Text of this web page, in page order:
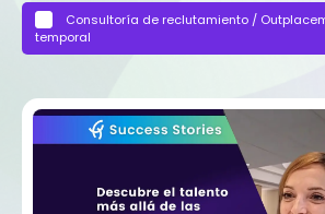
Consultoría de reclutamiento /
temporal